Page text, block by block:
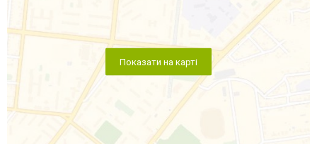
Показати на карті